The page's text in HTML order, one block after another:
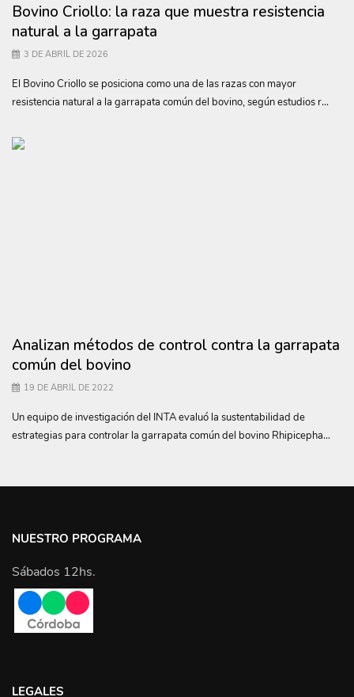
Bovino Criollo: la raza que muestra resistencia
natural a la garrapata
3 DE ABRIL DE 2026
El Bovino Criollo se posiciona como una de las razas con mayor
resistencia natural a la garrapata común del bovino, según estudios r...
Analizan métodos de control contra la garrapata
común del bovino
19 DE ABRIL DE 2022
Un equipo de investigación del INTA evaluó la sustentabilidad de
estrategias para controlar la garrapata común del bovino Rhipicepha...
NUESTRO PROGRAMA
Sábados 12hs.
LEGALES